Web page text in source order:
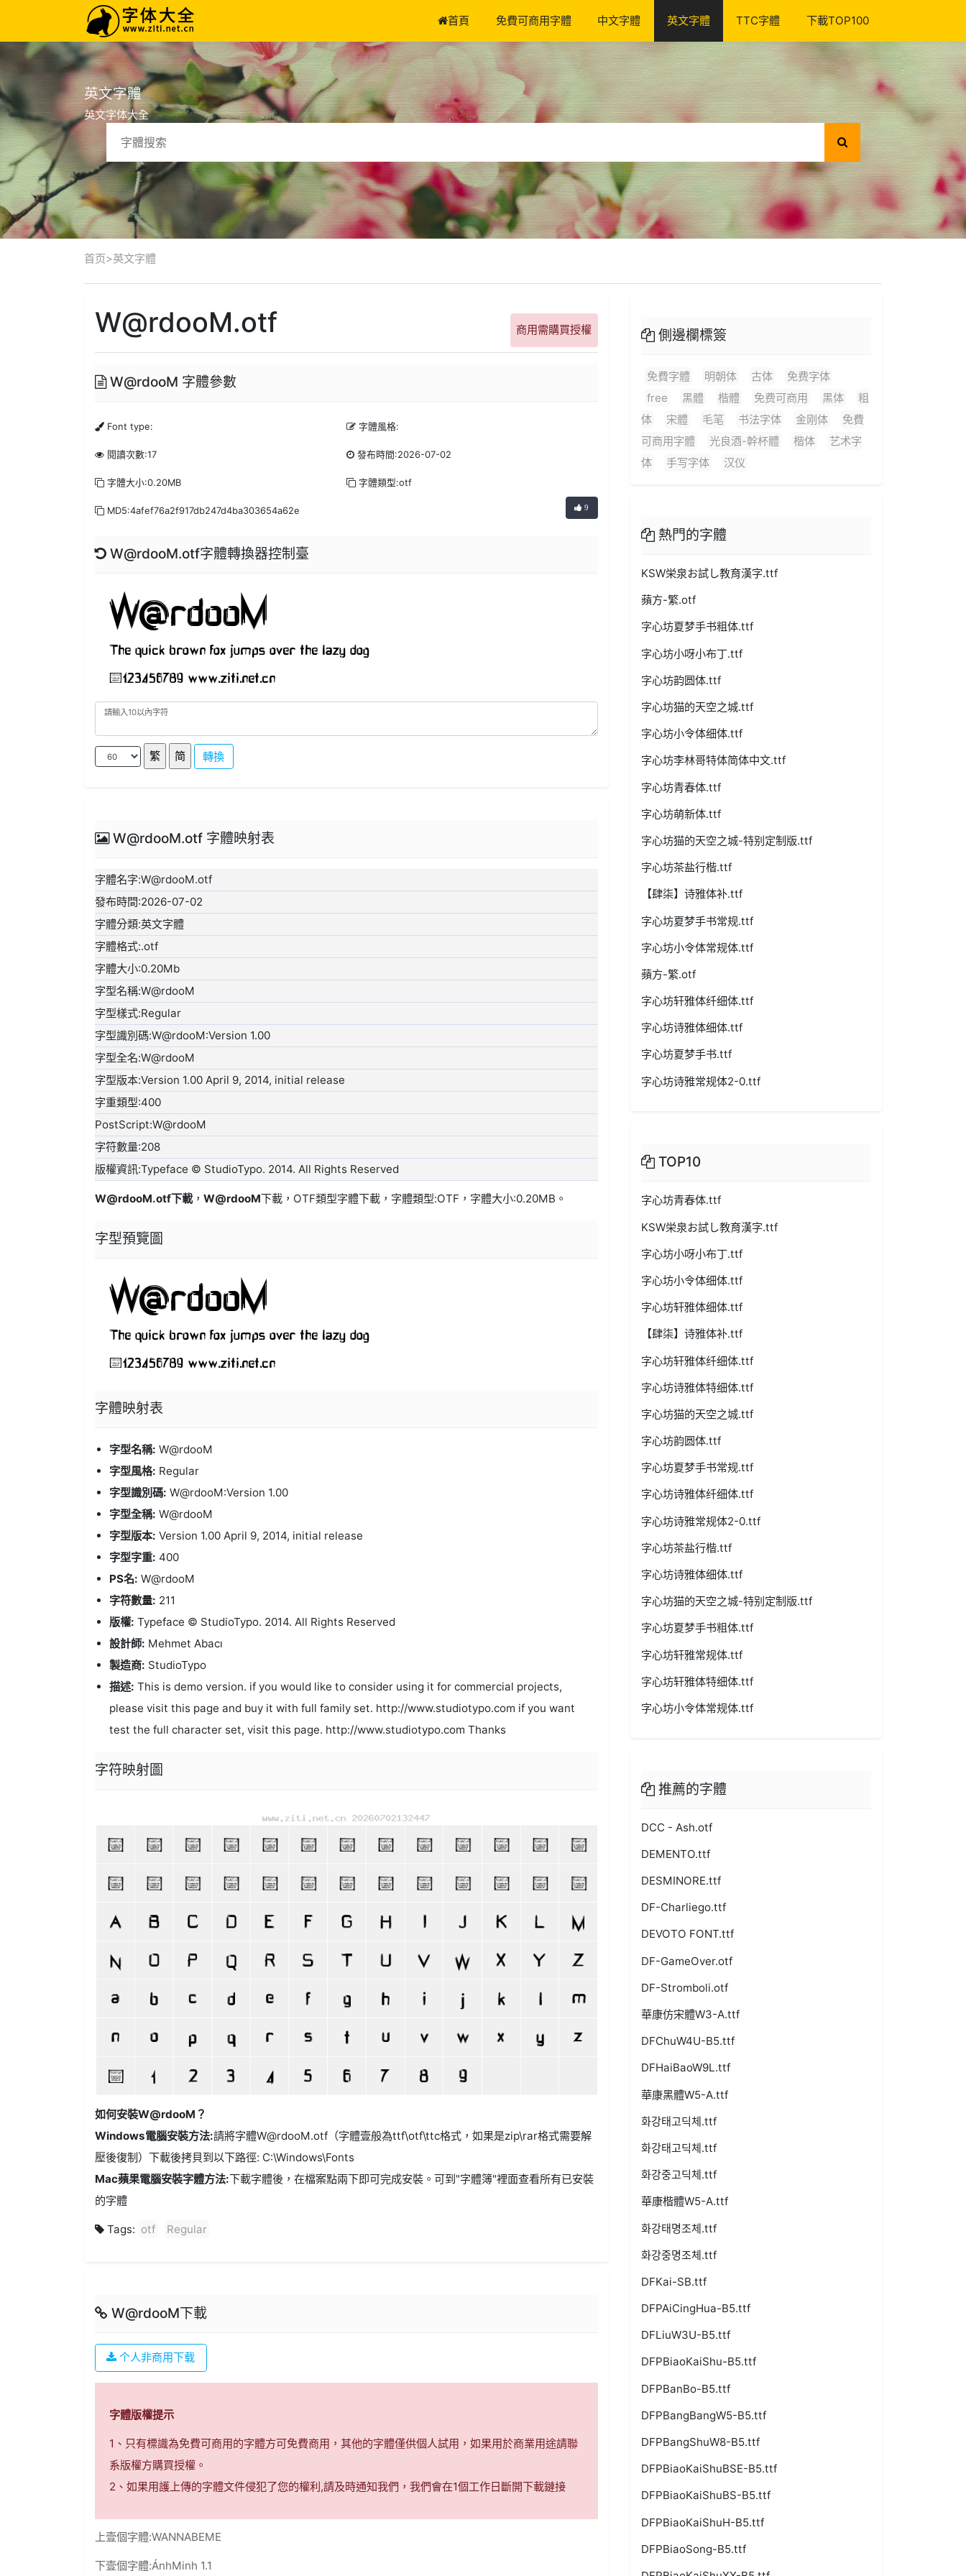
首頁 免費可商用字體 中文字體 英文字體 TTC字體 下載TOP100
英文字體
英文字体大全
首页>英文字體
W@rdooM.otf 商用需購買授權
W@rdooM 字體參數
Font type: 字體風格:
閱讀次數:17 發布時間:2026-07-02
字體大小:0.20MB 字體類型:otf
MD5:4afef76a2f917db247d4ba303654a62e 9
W@rdooM.otf字體轉換器控制臺
轉換
W@rdooM.otf 字體映射表
字體名字:W@rdooM.otf
發布時間:2026-07-02
字體分類:英文字體
字體格式:.otf
字體大小:0.20Mb
字型名稱:W@rdooM
字型樣式:Regular
字型識別碼:W@rdooM:Version 1.00
字型全名:W@rdooM
字型版本:Version 1.00 April 9, 2014, initial release
字重類型:400
PostScript:W@rdooM
字符數量:208
版權資訊:Typeface © StudioTypo. 2014. All Rights Reserved
W@rdooM.otf下載，W@rdooM下載， OTF類型字體下載，字體類型:OTF ，字體大小:0.20MB。
字型預覽圖
字體映射表
字型名稱: W@rdooM
字型風格: Regular
字型識別碼: W@rdooM:Version 1.00
字型全稱: W@rdooM
字型版本: Version 1.00 April 9, 2014, initial release
字型字重: 400
PS名: W@rdooM
字符數量: 211
版權: Typeface © StudioTypo. 2014. All Rights Reserved
設計師: Mehmet Abacı
製造商: StudioTypo
描述: This is demo version. if you would like to consider using it for commercial projects,
please visit this page and buy it with full family set. http://www.studiotypo.com if you want
test the full character set, visit this page. http://www.studiotypo.com Thanks
字符映射圖
如何安裝W@rdooM？
Windows電腦安裝方法:請將字體W@rdooM.otf（字體壹般為ttf\otf\ttc格式，如果是zip\rar格式需要解
壓後復制）下載後拷貝到以下路徑: C:\Windows\Fonts
Mac蘋果電腦安裝字體方法:下載字體後，在檔案點兩下即可完成安裝。可到"字體簿"裡面查看所有已安裝
的字體
Tags: otf Regular
W@rdooM下載
个人非商用下载
字體版權提示
1、只有標識為免費可商用的字體方可免費商用，其他的字體僅供個人試用，如果用於商業用途請聯
系版權方購買授權。
2、如果用護上傳的字體文件侵犯了您的權利,請及時通知我們，我們會在1個工作日斷開下載鏈接
上壹個字體:WANNABEME
下壹個字體:ÁnhMinh 1.1
側邊欄標簽
免費字體 明朝体 古体
免费字体
free
黑體 楷體 免费可商用 黑体
粗
体
宋體 毛笔 书法字体 金刚体
免費
可商用字體
光良酒-幹杯體 楷体
艺术字
体
手写字体 汉仪
熱門的字體
KSW栄泉お試し教育漢字.ttf
蘋方-繁.otf
字心坊夏梦手书粗体.ttf
字心坊小呀小布丁.ttf
字心坊韵圆体.ttf
字心坊猫的天空之城.ttf
字心坊小令体细体.ttf
字心坊李林哥特体简体中文.ttf
字心坊青春体.ttf
字心坊萌新体.ttf
字心坊猫的天空之城-特别定制版.ttf
字心坊茶盐行楷.ttf
【肆柒】诗雅体补.ttf
字心坊夏梦手书常规.ttf
字心坊小令体常规体.ttf
蘋方-繁.otf
字心坊轩雅体纤细体.ttf
字心坊诗雅体细体.ttf
字心坊夏梦手书.ttf
字心坊诗雅常规体2-0.ttf
TOP10
字心坊青春体.ttf
KSW栄泉お試し教育漢字.ttf
字心坊小呀小布丁.ttf
字心坊小令体细体.ttf
字心坊轩雅体细体.ttf
【肆柒】诗雅体补.ttf
字心坊轩雅体纤细体.ttf
字心坊诗雅体特细体.ttf
字心坊猫的天空之城.ttf
字心坊韵圆体.ttf
字心坊夏梦手书常规.ttf
字心坊诗雅体纤细体.ttf
字心坊诗雅常规体2-0.ttf
字心坊茶盐行楷.ttf
字心坊诗雅体细体.ttf
字心坊猫的天空之城-特别定制版.ttf
字心坊夏梦手书粗体.ttf
字心坊轩雅常规体.ttf
字心坊轩雅体特细体.ttf
字心坊小令体常规体.ttf
推薦的字體
DCC - Ash.otf
DEMENTO.ttf
DESMINORE.ttf
DF-Charliego.ttf
DEVOTO FONT.ttf
DF-GameOver.otf
DF-Stromboli.otf
華康仿宋體W3-A.ttf
DFChuW4U-B5.ttf
DFHaiBaoW9L.ttf
華康黑體W5-A.ttf
화강태고딕체.ttf
화강태고딕체.ttf
화강중고딕체.ttf
華康楷體W5-A.ttf
화강태명조체.ttf
화강중명조체.ttf
DFKai-SB.ttf
DFPAiCingHua-B5.ttf
DFLiuW3U-B5.ttf
DFPBiaoKaiShu-B5.ttf
DFPBanBo-B5.ttf
DFPBangBangW5-B5.ttf
DFPBangShuW8-B5.ttf
DFPBiaoKaiShuBSE-B5.ttf
DFPBiaoKaiShuBS-B5.ttf
DFPBiaoKaiShuH-B5.ttf
DFPBiaoSong-B5.ttf